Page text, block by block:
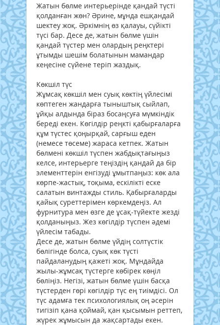
Жатын бөлме интерьерінде қандай түсті
қолданған жөн? Әрине, мұнда ешқандай
шектеу жоқ. Әркімнің өз қалауы, сүйікті
түсі бар. Десе де, жатын бөлме үшін
қандай түстер мен олардың реңктері
ұтымды шешім болатынын мамандар
кеңесіне сүйене теріп жаздық.
Көкшіл түс
Жұмсақ көкшіл мен суық көктің үйлесімі
көптеген жандарға тыныштық сыйлап,
ұйқы алдында біраз босаңсуға мүмкіндік
береді екен. Көгілдір реңкті қабырғаларға
құм түстес қоңырқай, сарғыш еден
(немесе төсеме) жараса кетпек. Жатын
бөлмені көкшіл түспен жабдықтағыңыз
келсе, интерьерге теңіздің қандай да бір
элементтерін енгізуді ұмытпаңыз: көк ала
көрпе-жастық, тоқыма, ескілікті еске
салатын винтажды стиль. Қабырғаларды
қайық суреттерімен көркемдеңіз. Ал
фурнитура мен өзге де ұсақ-түйекте жезді
қолданыңыз. Жез көгілдір түспен әдемі
үйлесім табады.
Десе де, жатын бөлме үйдің солтүстік
бөлігінде болса, суық көк түсті
пайдаланудың қажеті жоқ. Мұндайда
жылы-жұмсақ түстерге көбірек көңіл
бөліңіз. Негізі, жатын бөлме үшін басқа
түстерден гөрі көгілдір түс ең тиімдісі. Ол
түс адамға тек психологиялық оң әсерін
тигізіп қана қоймай, қан қысымын реттеп,
жүрек жұмысын да жақсартады екен.